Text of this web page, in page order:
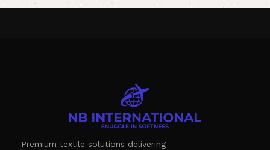
Premium textile solutions delivering